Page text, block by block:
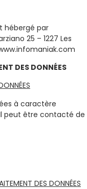
hébergé par
25 – 1227 Les
DES DONNÉES
à caractère
peut être contacté de
DES DONNÉES